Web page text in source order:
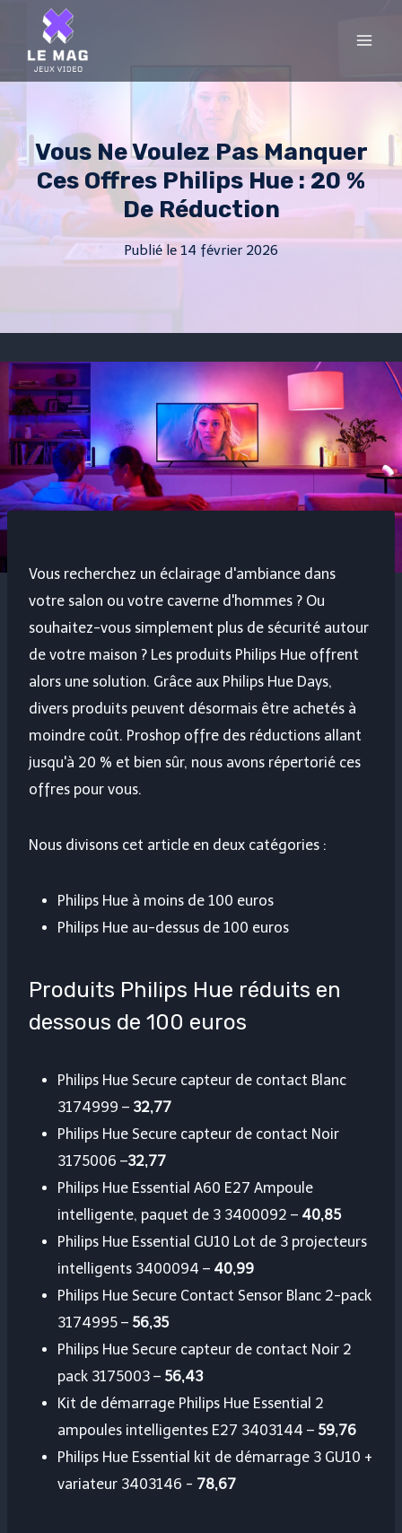
content
Vous Ne Voulez Pas Manquer
Ces Offres Philips Hue : 20 %
De Réduction
Publié le 14 février 2026
Vous recherchez un éclairage d'ambiance dans
votre salon ou votre caverne d'hommes ? Ou
souhaitez-vous simplement plus de sécurité autour
de votre maison ? Les produits Philips Hue offrent
alors une solution. Grâce aux Philips Hue Days,
divers produits peuvent désormais être achetés à
moindre coût. Proshop offre des réductions allant
jusqu'à 20 % et bien sûr, nous avons répertorié ces
offres pour vous.
Nous divisons cet article en deux catégories :
Philips Hue à moins de 100 euros
Philips Hue au-dessus de 100 euros
Produits Philips Hue réduits en
dessous de 100 euros
Philips Hue Secure capteur de contact Blanc
3174999 – 32,77
Philips Hue Secure capteur de contact Noir
3175006 –32,77
Philips Hue Essential A60 E27 Ampoule
intelligente, paquet de 3 3400092 – 40,85
Philips Hue Essential GU10 Lot de 3 projecteurs
intelligents 3400094 – 40,99
Philips Hue Secure Contact Sensor Blanc 2-pack
3174995 – 56,35
Philips Hue Secure capteur de contact Noir 2
pack 3175003 – 56,43
Kit de démarrage Philips Hue Essential 2
ampoules intelligentes E27 3403144 – 59,76
Philips Hue Essential kit de démarrage 3 GU10 +
variateur 3403146 ​​- 78,67